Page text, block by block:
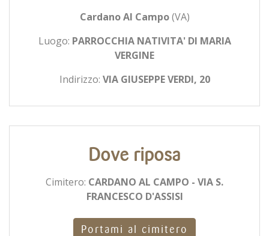
Cardano Al Campo(VA)
Luogo: PARROCCHIA NATIVITA' DI MARIA
VERGINE
Indirizzo: VIA GIUSEPPE VERDI, 20
Dove riposa
Cimitero: CARDANO AL CAMPO - VIA S.
FRANCESCO D'ASSISI
Portami al cimitero